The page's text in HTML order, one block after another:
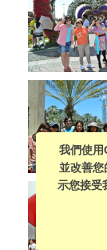
我們使
並改善您
示您接受